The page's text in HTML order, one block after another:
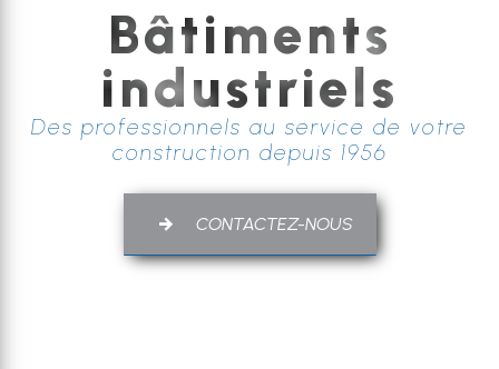
Bâtiments
industriels
Des professionnels au service de votre
construction depuis 1956
CONTACTEZ-NOUS